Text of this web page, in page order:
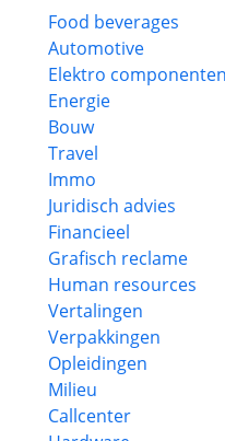
Food beverages
Automotive
Elektro componenten
Energie
Bouw
Travel
Immo
Juridisch advies
Financieel
Grafisch reclame
Human resources
Vertalingen
Verpakkingen
Opleidingen
Milieu
Callcenter